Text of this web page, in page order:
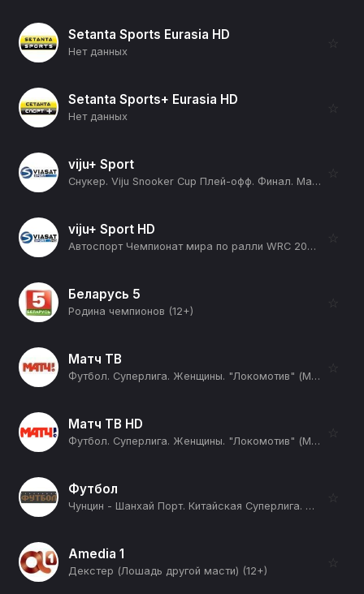
Setanta Sports Eurasia HD
Нет данных
☆
Setanta Sports+ Eurasia HD
Нет данных
☆
viju+ Sport
Снукер. Viju Snooker Cup Плей-офф. Финал. Матч до 5 побед. Иван Каковский - Артём Истомин (12+)
☆
viju+ Sport HD
Автоспорт Чемпионат мира по ралли WRC 2026. 10 этап. Ралли Финляндия. День 3. 14 спецучасток. Леусту 1 (12+)
☆
Беларусь 5
Родина чемпионов (12+)
☆
Матч ТВ
Футбол. Суперлига. Женщины. "Локомотив" (Москва) - ЦСКА. Прямая трансляция (12+)
☆
Матч ТВ HD
Футбол. Суперлига. Женщины. "Локомотив" (Москва) - ЦСКА. Прямая трансляция (12+)
☆
Футбол
Чунцин - Шанхай Порт. Китайская Суперлига. Сезон 2026. Прямая трансляция (12+)
☆
Amedia 1
Декстер (Лошадь другой масти) (12+)
☆